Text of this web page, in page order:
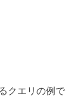
クエリの例で